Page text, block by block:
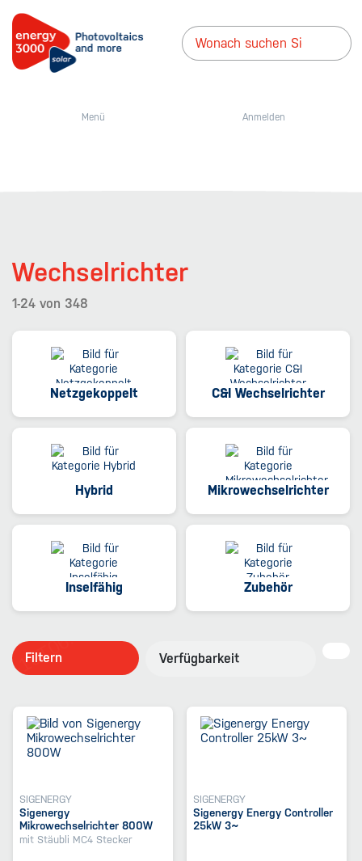
Menü Anmelden
Wechselrichter
1-24 von 348
Netzgekoppelt C&I Wechselrichter
Hybrid Mikrowechselrichter
Inselfähig Zubehör
Filtern Verfügbarkeit
SIGENERGY
Sigenergy
Mikrowechselrichter 800W
mit Stäubli MC4 Stecker
SIGENERGY
Sigenergy Energy Controller
25kW 3~